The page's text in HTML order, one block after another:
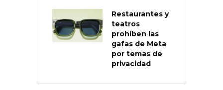
Restaurantes y
teatros
prohíben las
gafas de Meta
por temas de
privacidad